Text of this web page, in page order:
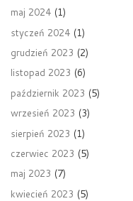
maj 2024 (1)
styczeń 2024 (1)
grudzień 2023 (2)
listopad 2023 (6)
październik 2023 (5)
wrzesień 2023 (3)
sierpień 2023 (1)
czerwiec 2023 (5)
maj 2023 (7)
kwiecień 2023 (5)